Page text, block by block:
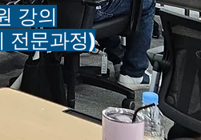
강의
문과정)